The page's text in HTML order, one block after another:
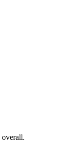
overall.